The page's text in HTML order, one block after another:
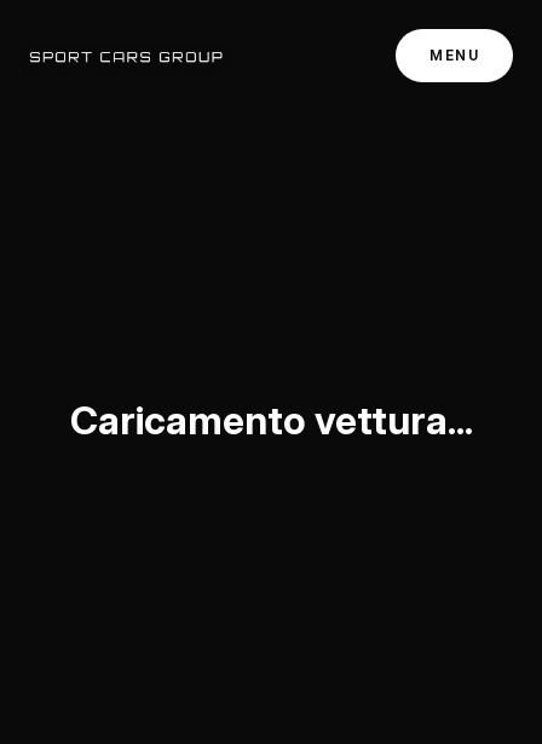
MENU
Caricamento vettura...